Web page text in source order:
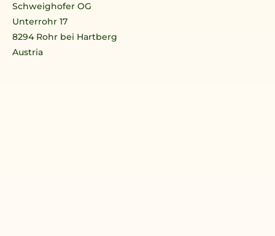
Schweighofer OG
Unterrohr 17
8294 Rohr bei Hartberg
Austria